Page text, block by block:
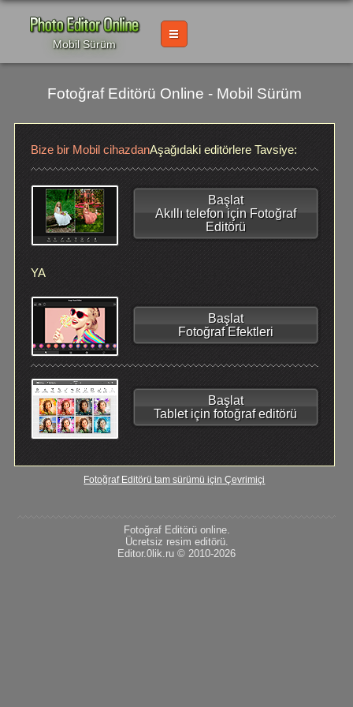
Mobil Sürüm
Fotoğraf Editörü Online - Mobil Sürüm
Bize bir Mobil cihazdanAşağıdaki editörlere Tavsiye:
Başlat
Akıllı telefon için Fotoğraf
Editörü
YA
Başlat
Fotoğraf Efektleri
Başlat
Tablet için fotoğraf editörü
Fotoğraf Editörü tam sürümü için Çevrimiçi
Fotoğraf Editörü online.
Ücretsiz resim editörü.
Editor.0lik.ru © 2010-2026